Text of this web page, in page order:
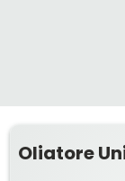
Oliatore